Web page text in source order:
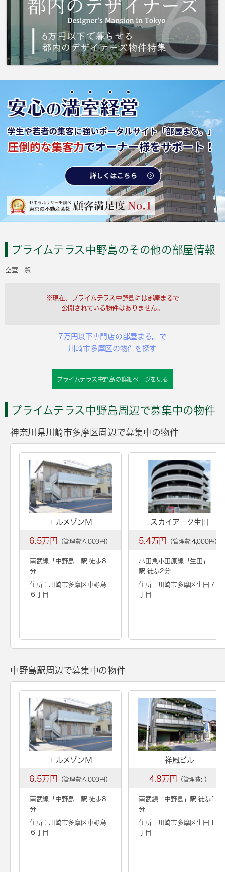
無くなります。 城南コミュニティで住まいを
じっくりお探しになりませんか。納得のいく住
まい探しを行いましょう。わたくしどもがお手
伝い致します。
プライムテラス中野島のその他の部屋情報
空室一覧
※現在、プライムテラス中野島には部屋まるで
公開されている物件はありません。
7万円以下専門店の部屋まる。で
川崎市多摩区の物件を探す
プライムテラス中野島の詳細ページを見る
プライムテラス中野島周辺で募集中の物件
神奈川県川崎市多摩区周辺で募集中の物件
エルメゾンＭ
6.5万円 （管理費:4,000円）
南武線「 中野島 」駅 徒歩8
分
住所：川崎市多摩区中野島
６丁目
スカイアーク生田
5.4万円 （管理費:4,000円）
小田急小田原線「生田 」
駅 徒歩2分
住所：川崎市多摩区生田７
丁目
中野島駅周辺で募集中の物件
エルメゾンＭ
6.5万円 （管理費:4,000円）
南武線「 中野島 」駅 徒歩8
分
住所：川崎市多摩区中野島
６丁目
祥風ビル
4.8万円 （管理費:-）
南武線「 中野島 」駅 徒歩13
分
住所：川崎市多摩区生田１
丁目